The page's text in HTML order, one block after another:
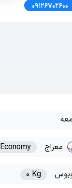
09126702600
معراج Economy
0 Kg